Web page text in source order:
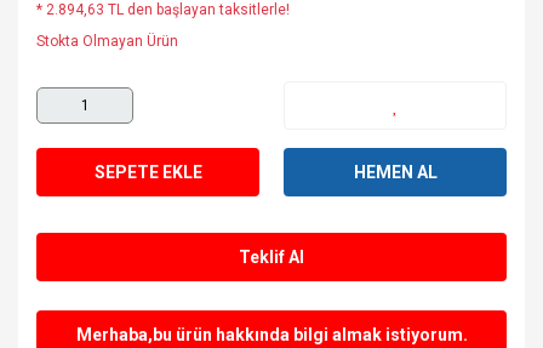
* 2.894,63 TL den başlayan taksitlerle!
Stokta Olmayan Ürün
SEPETE EKLE HEMEN AL
Teklif Al
Merhaba,bu ürün hakkında bilgi almak istiyorum.